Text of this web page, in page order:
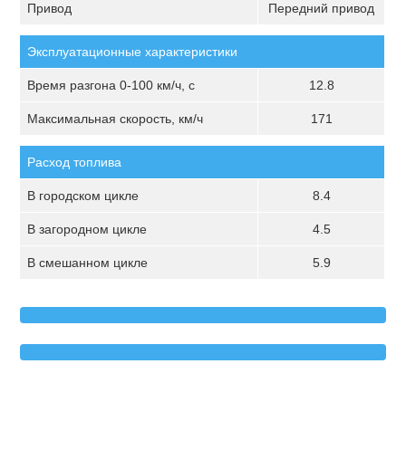
Привод Передний привод
Эксплуатационные характеристики
Время разгона 0-100 км/ч, с 12.8
Максимальная скорость, км/ч 171
Расход топлива
В городском цикле 8.4
В загородном цикле 4.5
В смешанном цикле 5.9